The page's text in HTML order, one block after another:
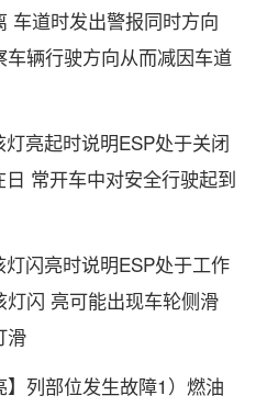
车道时发出警报同时方向
辆行驶方向从而减因车道
灯亮起时说明ESP处于关闭
常开车中对安全行驶起到
灯闪亮时说明ESP处于工作
闪 亮可能出现车轮侧滑
滑
】列部位发生故障1）燃油